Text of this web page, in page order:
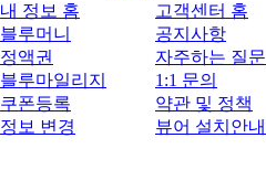
내 정보 홈
블루머니
정액권
블루마일리지
쿠폰등록
정보 변경
고객센터 홈
공지사항
자주하는 질문
1:1 문의
약관 및 정책
뷰어 설치안내